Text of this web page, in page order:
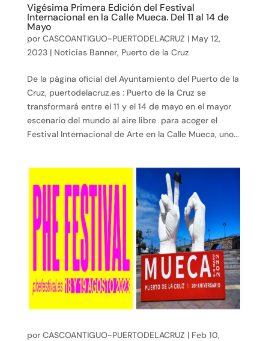
Vigésima Primera Edición del Festival
Internacional en la Calle Mueca. Del 11 al 14 de
Mayo
por CASCOANTIGUO-PUERTODELACRUZ | May 12,
2023| Noticias Banner, Puerto de la Cruz
De la página oficial del Ayuntamiento del Puerto de la
Cruz, puertodelacruz.es : Puerto de la Cruz se
transformará entre el 11 y el 14 de mayo en el mayor
escenario del mundo al aire libre para acoger el
Festival Internacional de Arte en la Calle Mueca, uno...
por CASCOANTIGUO-PUERTODELACRUZ | Feb 10,